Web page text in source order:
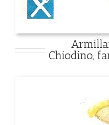
Chiodino,